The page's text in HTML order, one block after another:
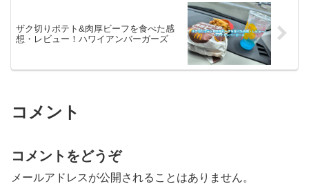
ザク切りポテト&肉厚ビーフを食べた感
想・レビュー！ハワイアンバーガーズ
コメント
コメントをどうぞ
メールアドレスが公開されることはありません。